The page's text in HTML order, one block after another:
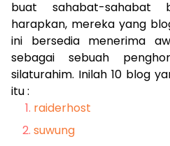
buat sahabat-sahabat
harapkan, mereka yang
ini bersedia menerima
sebagai sebuah
silaturahim. Inilah 10 blog
itu :
raiderhost
suwung